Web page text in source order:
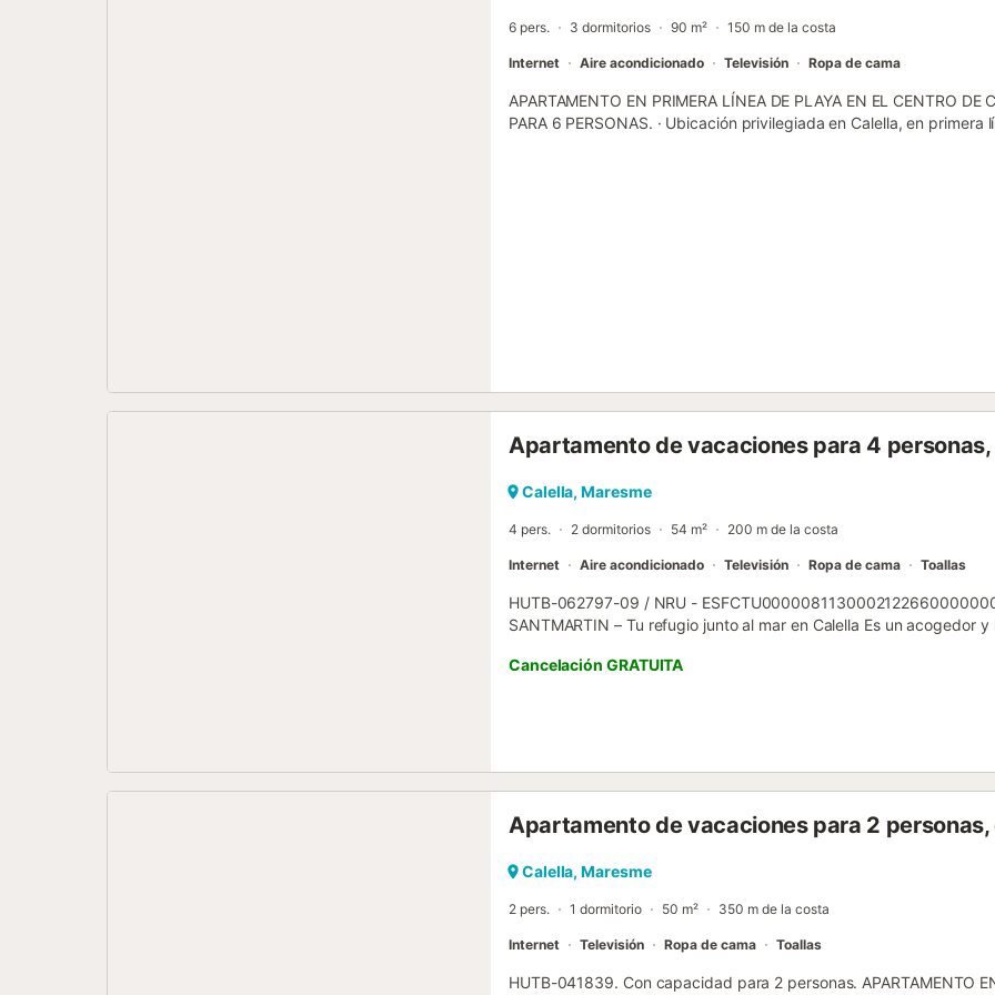
6 pers. 3 dormitorios 90 m² 150 m de la costa
Internet Aire acondicionado Televisión Ropa de cama
APARTAMENTO EN PRIMERA LÍNEA DE PLAYA EN EL CENTRO DE
PARA 6 PERSONAS. · Ubicación privilegiada en Calella, en
paseo marítimo. Apartamento perfecto para las familias con niños.
3 dormitorios: . dormitorio 1: cama doble con baño . dormitorio 2:
litera - Cocina equipada - 2 baños completos - Amplio salón
Calefacción central en todo el alojamiento - Servicio wifi gratis
Apartamento de vacaciones para 4
Calella, Maresme
4 pers. 2 dormitorios 54 m² 200 m de la costa
Internet Aire acondicionado Televisión Ropa de cama Toallas
HUTB-062797-09 / NRU -
SANTMARTIN – Tu refugio junto al mar en Calella Es un acogedor
wifi y aire acondicionado en el salón. Cuenta con una cocina
dormitorios, un baño y un gran balcón con vistas al mar, perfecto
moderno, con suelos de parquet y decoración actual, crea un
unas vacaciones perfectas. Uno de sus grandes atractivos es su
de la playa y muy cerca de la principal zona comercial y de
encantadora localidad costera en la Costa del Maresme, en
la zona, con un paseo marítimo animado, zonas peatonales,
emblemá...
Cancelación GRATUITA
Apartamento de vacaciones para 2
Calella, Maresme
2 pers. 1 dormitorio 50 m² 350 m de la costa
Internet Televisión Ropa de cama Toallas
HUTB-041839. Con capacidad para 2 personas. APARTAMENTO